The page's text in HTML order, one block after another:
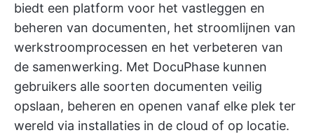
biedt een platform voor het vastleggen en
beheren van documenten, het stroomlijnen van
werkstroomprocessen en het verbeteren van
de samenwerking. Met DocuPhase kunnen
gebruikers alle soorten documenten veilig
opslaan, beheren en openen vanaf elke plek ter
wereld via installaties in de cloud of op locatie.